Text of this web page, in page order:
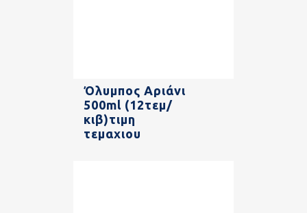
Όλυμπος Αριάνι
500ml (12τεμ/
κιβ)τιμη
τεμαχιου